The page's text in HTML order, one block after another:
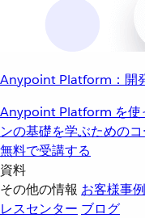
Anypoint Platform：開
Anypoint Platform を使
ンの基礎を学ぶためのコ
無料で受講する
資料
その他の情報 お客様事例
レスセンター ブログ